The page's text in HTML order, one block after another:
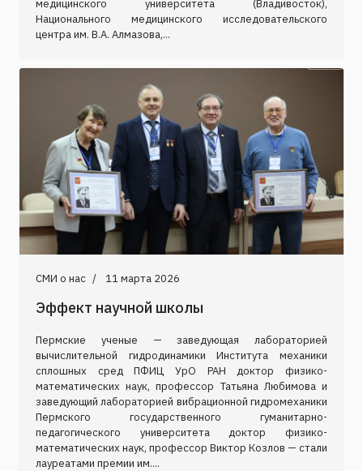
медицинского университета (Владивосток),
Национального медицинского исследовательского
центра им. В.А. Алмазова,...
СМИ о нас 11 марта 2026
Эффект научной школы
Пермские ученые — заведующая лабораторией
вычислительной гидродинамики Института механики
сплошных сред ПФИЦ УрО РАН доктор физико-
математических наук, профессор Татьяна Любимова и
заведующий лабораторией вибрационной гидромеханики
Пермского государственного гуманитарно-
педагогического университета доктор физико-
математических наук, профессор Виктор Козлов — стали
лауреатами премии им....